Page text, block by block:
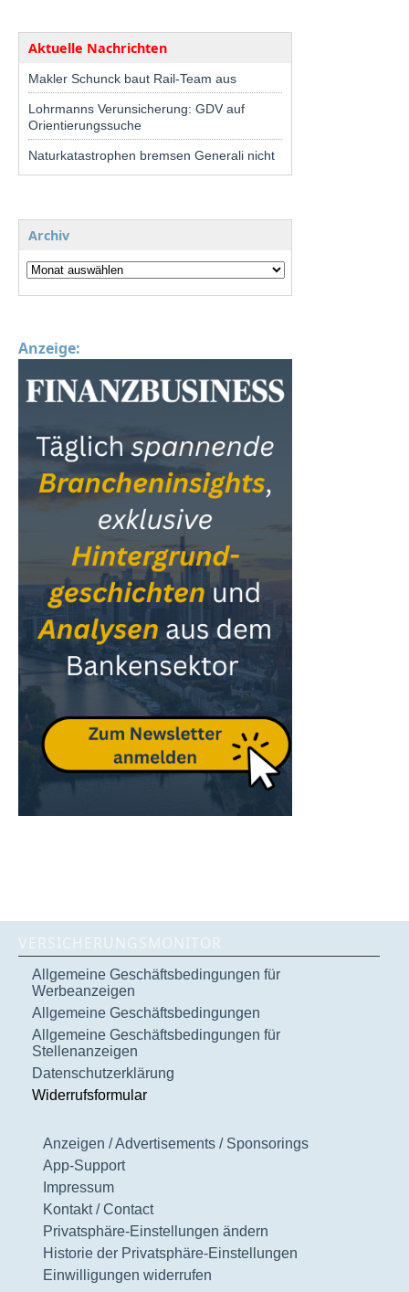
Aktuelle Nachrichten
Makler Schunck baut Rail-Team aus
Lohrmanns Verunsicherung: GDV auf
Orientierungssuche
Naturkatastrophen bremsen Generali nicht
Archiv
Anzeige:
VERSICHERUNGSMONITOR
Allgemeine Geschäftsbedingungen für
Werbeanzeigen
Allgemeine Geschäftsbedingungen
Allgemeine Geschäftsbedingungen für
Stellenanzeigen
Datenschutzerklärung
Widerrufsformular
Anzeigen / Advertisements / Sponsorings
App-Support
Impressum
Kontakt / Contact
Privatsphäre-Einstellungen ändern
Historie der Privatsphäre-Einstellungen
Einwilligungen widerrufen